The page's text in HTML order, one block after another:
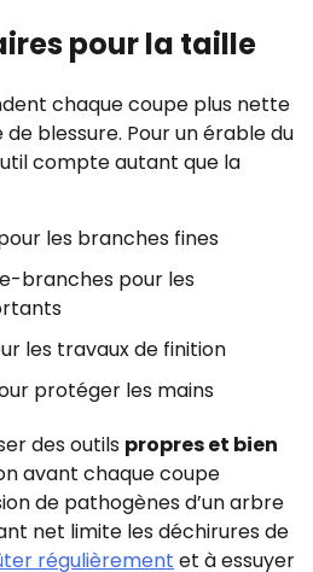
pour la taille
chaque coupe plus nette
blessure. Pour un érable du
compte autant que la
les branches fines
branches pour les
les travaux de finition
protéger les mains
des outils propres et bien
avant chaque coupe
de pathogènes d’un arbre
net limite les déchirures de
régulièrement et à essuyer